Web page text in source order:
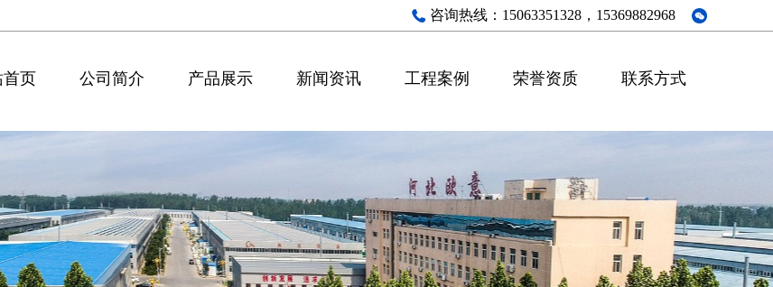
咨询热线： 15063351328，15369882968
首页 公司简介 产品展示 新闻资讯 工程案例 荣誉资质 联系方式